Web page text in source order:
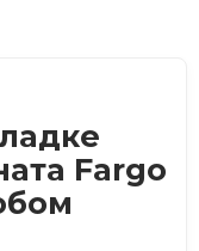
Fargo